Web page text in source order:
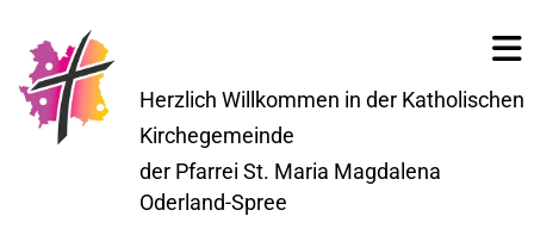
Herzlich Willkommen in der Katholischen
Kirchegemeinde
der Pfarrei St. Maria Magdalena
Oderland-Spree